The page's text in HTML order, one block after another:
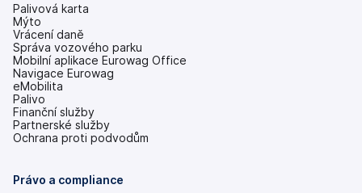
Palivová karta
Mýto
Vrácení daně
Správa vozového parku
Mobilní aplikace Eurowag Office
Navigace Eurowag
eMobilita
Palivo
Finanční služby
Partnerské služby
Ochrana proti podvodům
Právo a compliance